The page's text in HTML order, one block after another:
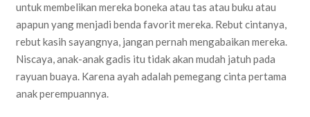
untuk membelikan mereka boneka atau tas atau buku atau
apapun yang menjadi benda favorit mereka. Rebut cintanya,
rebut kasih sayangnya, jangan pernah mengabaikan mereka.
Niscaya, anak-anak gadis itu tidak akan mudah jatuh pada
rayuan buaya. Karena ayah adalah pemegang cinta pertama
anak perempuannya.